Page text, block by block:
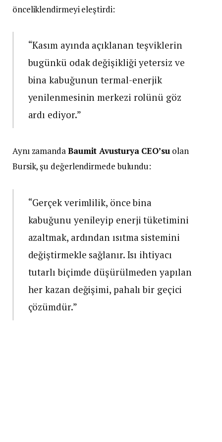
önceliklendirmeyi eleştirdi:
“Kasım ayında açıklanan teşviklerin
bugünkü odak değişikliği yetersiz ve
bina kabuğunun termal-enerjik
yenilenmesinin merkezi rolünü göz
ardı ediyor.”
Aynı zamandaBaumit Avusturya CEO’suolan
Bursik, şu değerlendirmede bulundu:
“Gerçek verimlilik, önce bina
kabuğunu yenileyip enerji tüketimini
azaltmak, ardından ısıtma sistemini
değiştirmekle sağlanır. Isı ihtiyacı
tutarlı biçimde düşürülmeden yapılan
her kazan değişimi, pahalı bir geçici
çözümdür.”